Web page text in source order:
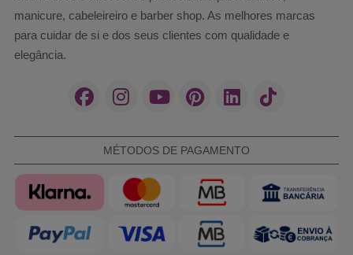
manicure, cabeleireiro e barber shop. As melhores marcas
para cuidar de si e dos seus clientes com qualidade e
elegância.
MÉTODOS DE PAGAMENTO